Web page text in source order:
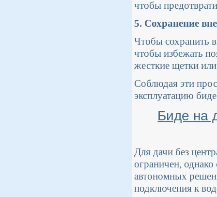
чтобы
5. Сохранение
Чтобы сохранить
чтобы избежать
жесткие щетки
Соблюдая эти
эксплуатацию
Биде на
Для дачи без
ограничен,
автономных
подключения к